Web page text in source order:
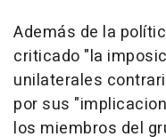
Además de la
criticado "la
unilaterales
por sus
los miembros del